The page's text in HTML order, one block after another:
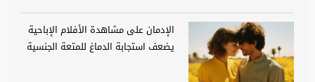
الإدمان على مشاهدة الأفلام الإباحية
يضعف استجابة الدماغ للمتعة الجنسية